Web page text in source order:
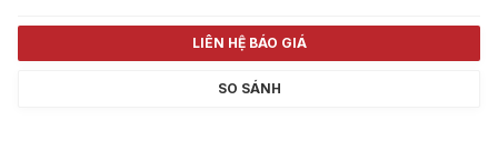
LIÊN HỆ BÁO GIÁ
SO SÁNH